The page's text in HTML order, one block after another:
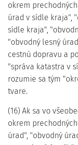
okrem
úrad v sídle kraja",
sídle kraja",
"obvodný lesný
cestnú dopravu a
"správa katastra v
rozumie sa tým
tvare.
(16) Ak sa vo
okrem
úrad", "obvodný